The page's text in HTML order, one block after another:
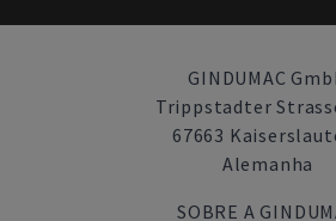
GINDUMAC
Trippstadter
67663
Alemanha
SOBRE A